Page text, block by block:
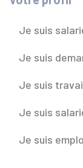
Je suis
Je suis
Je suis
Je suis
Je suis